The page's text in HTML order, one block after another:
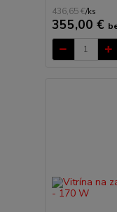
436,65 €/ks
355,00 €